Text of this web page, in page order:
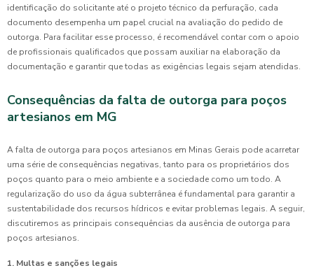
identificação do solicitante até o projeto técnico da perfuração, cada
documento desempenha um papel crucial na avaliação do pedido de
outorga. Para facilitar esse processo, é recomendável contar com o apoio
de profissionais qualificados que possam auxiliar na elaboração da
documentação e garantir que todas as exigências legais sejam atendidas.
Consequências da falta de outorga para poços
artesianos em MG
A falta de outorga para poços artesianos em Minas Gerais pode acarretar
uma série de consequências negativas, tanto para os proprietários dos
poços quanto para o meio ambiente e a sociedade como um todo. A
regularização do uso da água subterrânea é fundamental para garantir a
sustentabilidade dos recursos hídricos e evitar problemas legais. A seguir,
discutiremos as principais consequências da ausência de outorga para
poços artesianos.
1. Multas e sanções legais